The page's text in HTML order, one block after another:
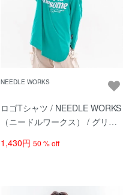
NEEDLE WORKS
ロゴTシャツ / NEEDLE WORKS
（ニードルワークス） / グリー
1,430円 50 % off